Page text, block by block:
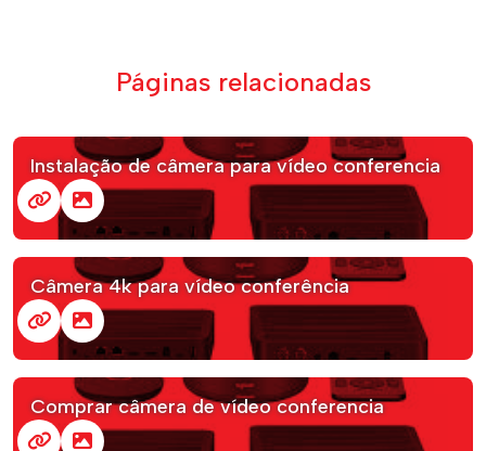
Páginas relacionadas
Instalação de câmera para vídeo conferencia
Câmera 4k para vídeo conferência
Comprar câmera de vídeo conferencia